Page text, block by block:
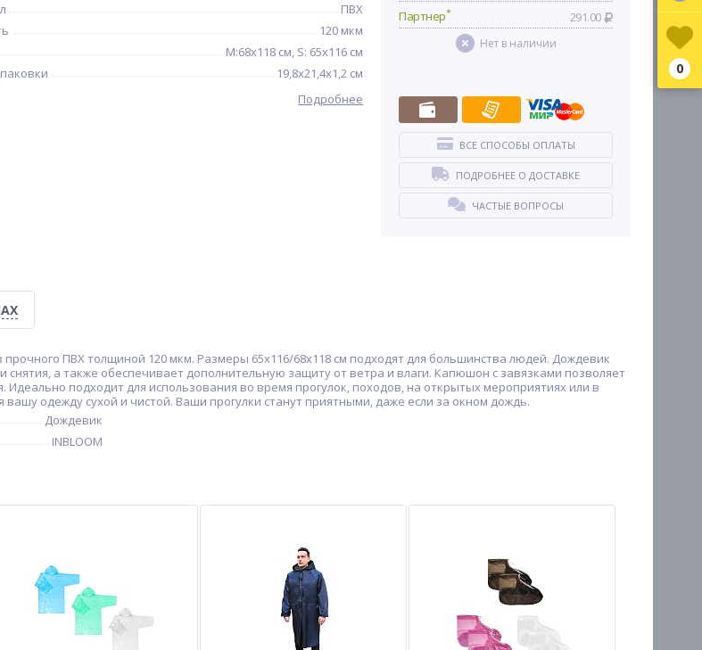
ПВХ
120 мкм
M:68х118 см, S: 65х116 см
19,8х21,4х1,2 см
Подробнее
Партнер* 291.00
Нет в наличии
ВСЕ СПОСОБЫ ОПЛАТЫ
ПОДРОБНЕЕ О ДОСТАВКЕ
ЧАСТЫЕ ВОПРОСЫ
ПВХ толщиной 120 мкм. Размеры 65х116/68х118 см подходят для большинства людей. Дождевик
а также обеспечивает дополнительную защиту от ветра и влаги. Капюшон с завязками позволяет
подходит для использования во время прогулок, походов, на открытых мероприятиях или в
одежду сухой и чистой. Ваши прогулки станут приятными, даже если за окном дождь.
Дождевик
INBLOOM
0